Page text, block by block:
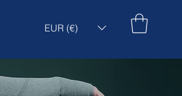
EUR (€)